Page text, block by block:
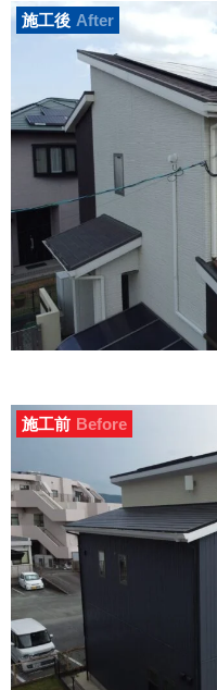
施工後 After
施工前 Before